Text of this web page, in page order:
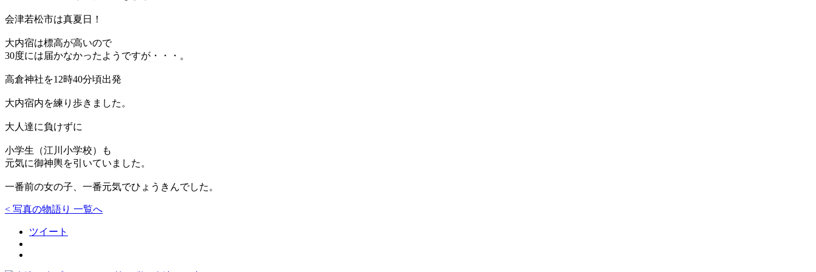
会津若松市は真夏日！
大内宿は標高が高いので
30度には届かなかったようですが・・・。
高倉神社を12時40分頃出発
大内宿内を練り歩きました。
大人達に負けずに
小学生（江川小学校）も
元気に御神輿を引いていました。
一番前の女の子、一番元気でひょうきんでした。
< 写真の物語り 一覧へ
ツイート